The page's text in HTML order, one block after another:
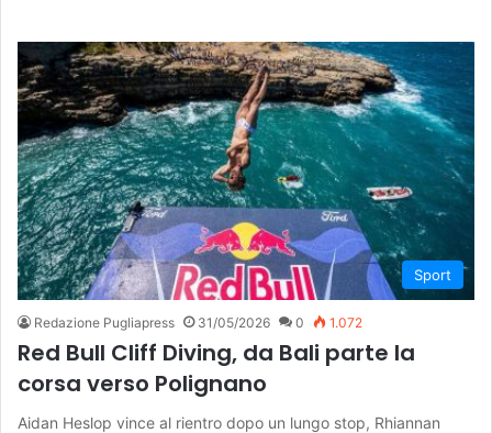
Sport
Redazione Pugliapress 31/05/2026 0 1.072
Red Bull Cliff Diving, da Bali parte la
corsa verso Polignano
Aidan Heslop vince al rientro dopo un lungo stop, Rhiannan